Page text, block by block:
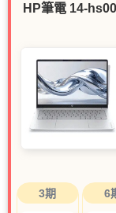
HP筆電 14-
3期 6